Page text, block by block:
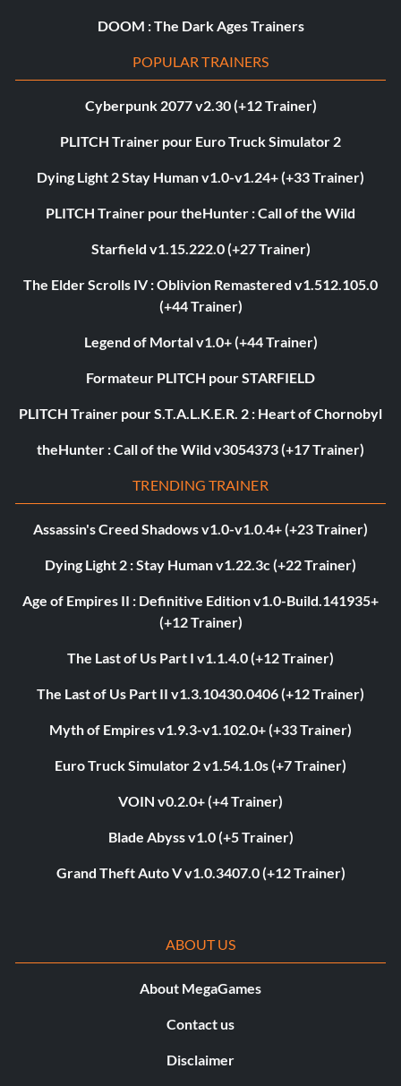
DOOM : The Dark Ages Trainers
POPULAR TRAINERS
Cyberpunk 2077 v2.30 (+12 Trainer)
PLITCH Trainer pour Euro Truck Simulator 2
Dying Light 2 Stay Human v1.0-v1.24+ (+33 Trainer)
PLITCH Trainer pour theHunter : Call of the Wild
Starfield v1.15.222.0 (+27 Trainer)
The Elder Scrolls IV : Oblivion Remastered v1.512.105.0
(+44 Trainer)
Legend of Mortal v1.0+ (+44 Trainer)
Formateur PLITCH pour STARFIELD
PLITCH Trainer pour S.T.A.L.K.E.R. 2 : Heart of Chornobyl
theHunter : Call of the Wild v3054373 (+17 Trainer)
TRENDING TRAINER
Assassin's Creed Shadows v1.0-v1.0.4+ (+23 Trainer)
Dying Light 2 : Stay Human v1.22.3c (+22 Trainer)
Age of Empires II : Definitive Edition v1.0-Build.141935+
(+12 Trainer)
The Last of Us Part I v1.1.4.0 (+12 Trainer)
The Last of Us Part II v1.3.10430.0406 (+12 Trainer)
Myth of Empires v1.9.3-v1.102.0+ (+33 Trainer)
Euro Truck Simulator 2 v1.54.1.0s (+7 Trainer)
VOIN v0.2.0+ (+4 Trainer)
Blade Abyss v1.0 (+5 Trainer)
Grand Theft Auto V v1.0.3407.0 (+12 Trainer)
ABOUT US
About MegaGames
Contact us
Disclaimer